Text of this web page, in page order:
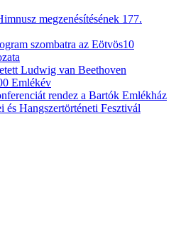
megzenésítésének 177.
szombatra az Eötvös10
Ludwig van Beethoven
Emlékév
rendez a Bartók Emlékház
és Hangszertörténeti Fesztivál